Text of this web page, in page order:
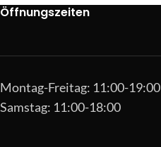
Öffnungszeiten
Montag-Freitag: 11:00-19:00
Samstag: 11:00-18:00